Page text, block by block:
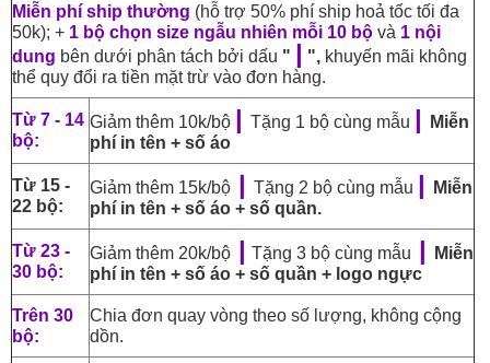
Miễn phí ship thường (hỗ trợ 50% phí ship hoả tốc tối đa
50k); + 1 bộ chọn size ngẫu nhiên mỗi 10 bộ và 1 nội
dung bên dưới phân tách bởi dấu " | ", khuyến mãi không
thể quy đổi ra tiền mặt trừ vào đơn hàng.
Từ 7 - 14
bộ:
Giảm thêm 10k/bộ | Tặng 1 bộ cùng mẫu |
Miễn
phí in tên + số áo
Từ 15 -
22 bộ:
Giảm thêm 15k/bộ | Tặng 2 bộ cùng mẫu |
Miễn
phí in tên + số áo + số quần.
Từ 23 -
30 bộ:
Giảm thêm 20k/bộ | Tặng 3 bộ cùng mẫu |
Miễn
phí in tên + số áo + số quần + logo ngực
Trên 30
bộ:
Chia đơn quay vòng theo số lượng, không cộng
dồn.